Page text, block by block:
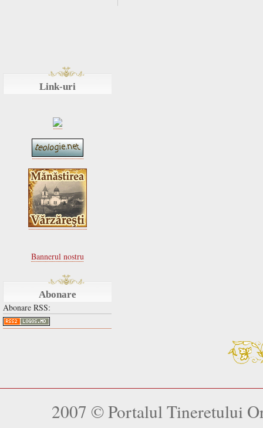
Link-uri
Bannerul nostru
Abonare
Abonare RSS:
2007 © Portalul Tineretului